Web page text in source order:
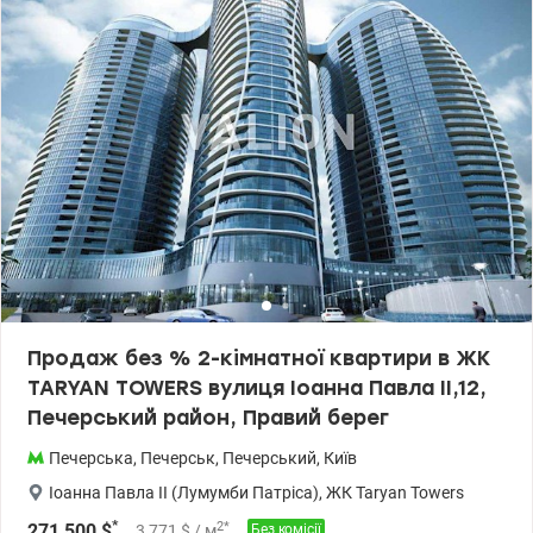
для релаксу та відновлення, окремі зали для групових
тренувань, секція боксу з рингом. SKY BRIDGE – бігова доріжка
на висоті пташиного польоту огинатиме кожен з трьох дахів веж.
Лобі з висотою стель 6 метрів як у найлюксовіших готелях світу,
який поєднується з галереєю преміальних бутіків та
преміальний супермаркет. Дитяча школа раннього розвитку.
Дитячий майданчик та ігрова зона всередині будинку. Консьєрж
та room-сервіс. Закрито територію з контролем доступу.
Цілодобовий відеоспостереження з постами охорони. 4-
рівневий паркінг на глибині 17,3 м може використовуватись як
надійне укриття. Планується влаштування захисного укриття
Shelter Zone з максимально можливим комфортом: кінотеатр та
кухня, дитяча кімната, коворкінг, медичний пункт. Ціна 477 000
у.е. Марина, тел.: 063 392 35 35 valion.ua/1148826
Продаж без % 2-кімнатної квартири в ЖК
TARYAN TOWERS вулиця Іоанна Павла II,12,
Печерський район, Правий берег
Печерська, Печерськ, Печерський, Київ
Іоанна Павла II (Лумумби Патріса), ЖК Taryan Towers
* 2* Без комісії